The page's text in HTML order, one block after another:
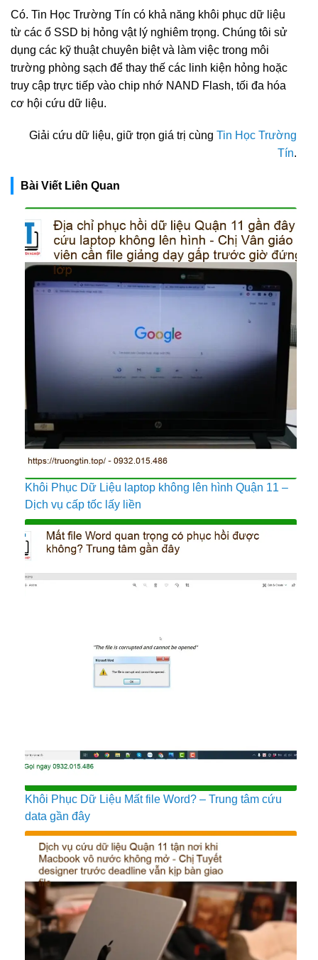
Có. Tin Học Trường Tín có khả năng khôi phục dữ liệu
từ các ổ SSD bị hỏng vật lý nghiêm trọng. Chúng tôi sử
dụng các kỹ thuật chuyên biệt và làm việc trong môi
trường phòng sạch để thay thế các linh kiện hỏng hoặc
truy cập trực tiếp vào chip nhớ NAND Flash, tối đa hóa
cơ hội cứu dữ liệu.
Giải cứu dữ liệu, giữ trọn giá trị cùng Tin Học Trường
Tín.
Bài Viết Liên Quan
Khôi Phục Dữ Liệu laptop không lên hình Quận 11 –
Dịch vụ cấp tốc lấy liền
Khôi Phục Dữ Liệu Mất file Word? – Trung tâm cứu
data gần đây